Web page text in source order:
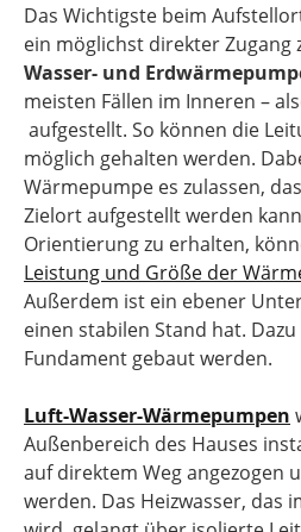
Das Wichtigste beim
ein möglichst direkter Zugang
Wasser- und
meisten Fällen im Inneren –
aufgestellt. So können die
möglich gehalten werden.
Wärmepumpe es zulassen,
Zielort aufgestellt werden
Orientierung zu erhalten,
Leistung und Größe der
Außerdem ist ein ebener
einen stabilen Stand hat.
Fundament gebaut werden.
Luft-Wasser-Wärmepumpen
Außenbereich des Hauses
auf direktem Weg angezogen
werden. Das Heizwasser, das